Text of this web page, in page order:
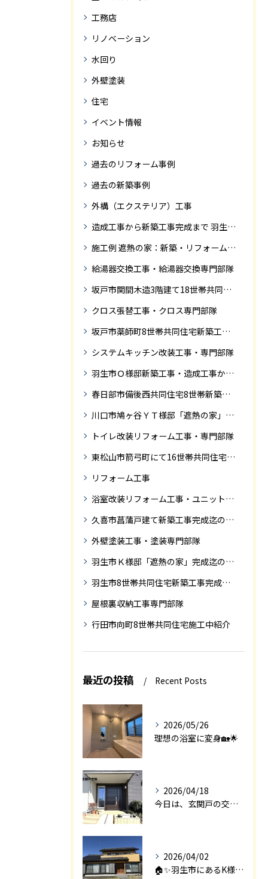
工務店
リノベーション
水回り
外壁塗装
住宅
イベント情報
お知らせ
過去のリフォーム事例
過去の新築事例
外構（エクステリア）工事
造成工事から新築工事完成まで 羽生市Ｓ様邸新築工事・
施工例 遮熱の家：新築・リフォーム ドローンにて空撮
給湯器交換工事・給湯器交換専門部隊
坂戸市関間木造3階建て18世帯共同住宅の完成迄紹介
クロス張替工事・クロス専門部隊
坂戸市薬師町8世帯共同住宅新築工事完成迄の紹介です
システムキッチン改装工事・専門部隊
羽生市Ｏ様邸新築工事・造成工事から住宅完成までの紹介
春日部市備後西共同住宅8世帯新築工事完成迄の紹介です。
川口市鳩ヶ谷ＹＴ様邸「遮熱の家」工事状況
トイレ改装リフォーム工事・専門部隊
東松山市箭弓町にて16世帯共同住宅新築工事完成迄の紹介です。
リフォーム工事
浴室改装リフォーム工事・ユニットバス専門部隊
久喜市菖蒲戸建て新築工事完成迄の紹介
外壁塗装工事・塗装専門部隊
羽生市Ｋ様邸「遮熱の家」完成迄の紹介です
羽生市8世帯共同住宅新築工事完成迄の紹介
屋根裏収納工事専門部隊
行田市向町8世帯共同住宅施工中紹介
最近の投稿 Recent Posts
2026/05/26
理想の浴室に変身🏡🌟
2026/04/18
今日は、玄関戸の交換工事をご紹介します🚪✨。
2026/04/02
🏠✨羽生市にあるK様邸は、2008年に㈱エアロックで新築され...